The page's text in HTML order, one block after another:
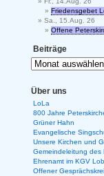
Friedensgebet
Sa., 15.Aug. 26
Offene
Beiträge
Über uns
LoLa
800 Jahre
Grüner Hahn
Evangelische
Unsere Kirchen und
Gemeindeleitung des
Ehrenamt im KGV
Offener